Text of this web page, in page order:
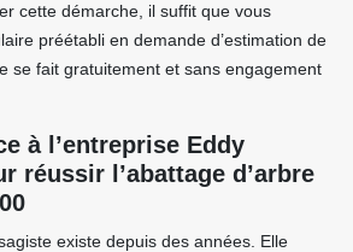
cette démarche, il suffit que vous
préétabli en demande d’estimation de
se fait gratuitement et sans engagement
à l’entreprise Eddy
réussir l’abattage d’arbre
existe depuis des années. Elle